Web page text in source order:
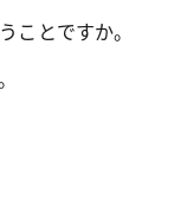
ことですか。